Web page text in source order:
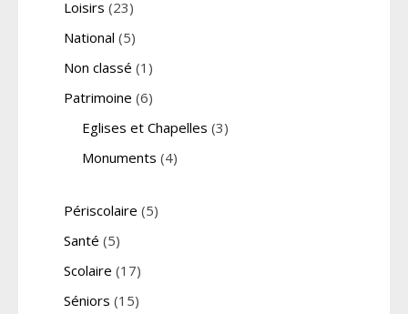
Loisirs (23)
National (5)
Non classé (1)
Patrimoine (6)
Eglises et Chapelles (3)
Monuments (4)
Périscolaire (5)
Santé (5)
Scolaire (17)
Séniors (15)